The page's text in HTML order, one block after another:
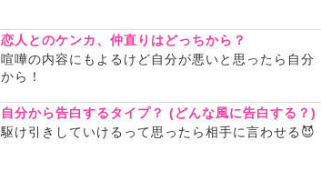
恋人とのケンカ、仲直りはどっちから？
喧嘩の内容にもよるけど自分が悪いと思ったら自分
から！
自分から告白するタイプ？ (どんな風に告白する？)
駆け引きしていけるって思ったら相手に言わせる😈